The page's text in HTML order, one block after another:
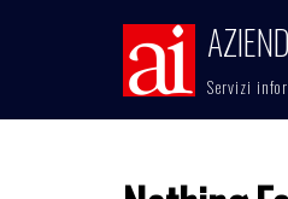
Servizi